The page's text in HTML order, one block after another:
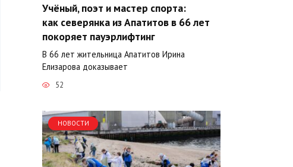
Учёный, поэт и мастер спорта:
как северянка из Апатитов в 66 лет
покоряет пауэрлифтинг
В 66 лет жительница Апатитов Ирина
Елизарова доказывает
52
НОВОСТИ